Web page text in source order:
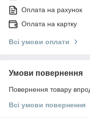
Оплата на рахунок
Оплата на картку
Всі умови оплати
Умови повернення
Повернення товару
Всі умови повернення